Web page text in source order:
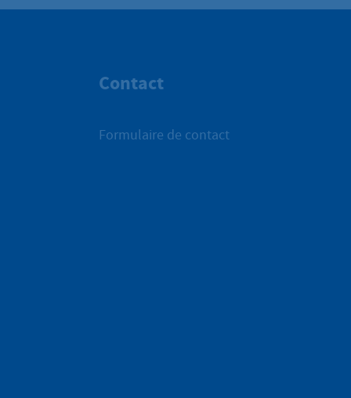
Contact
Formulaire de contact